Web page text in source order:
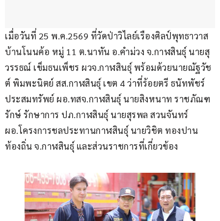
เมื่อวันที่ 25 พ.ค.2569 ที่วัดป่าวิไลย์เรืองศิลป์พุทธาวาส
บ้านโนนค้อ หมู่ 11 ต.นาทัน อ.คำม่วง จ.กาฬสินธุ์ นายสุ
วรรธณ์ เข็มธนเพ็ชร ผวจ.กาฬสินธุ์ พร้อมด้วยนายณัฐวัช
ต์ พิมพะนิตย์ สส.กาฬสินธุ์ เขต 4 ว่าที่ร้อยตรี ธนัทพัชร์
ประสมทรัพย์ ผอ.ทสจ.กาฬสินธุ์ นายสิงหนาท ราชภัณฑ
รักษ์ รักษาการ ปภ.กาฬสินธุ์ นายสุรพล สวนจันทร์
ผอ.โครงการชลประทานกาฬสินธุ์ นายวิชิต ทองปาน
ท้องถิ่น จ.กาฬสินธุ์ และส่วนราชการที่เกี่ยวข้อง